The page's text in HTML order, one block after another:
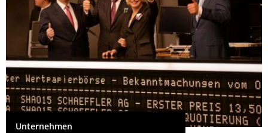
Unternehmen